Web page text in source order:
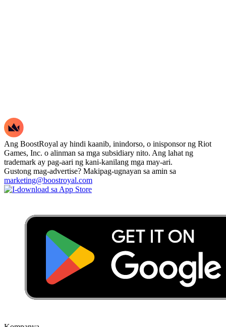
Ang BoostRoyal ay hindi kaanib, inindorso, o inisponsor ng Riot
Games, Inc. o alinman sa mga subsidiary nito. Ang lahat ng
trademark ay pag-aari ng kani-kanilang mga may-ari.
Gustong mag-advertise? Makipag-ugnayan sa amin sa
marketing@boostroyal.com